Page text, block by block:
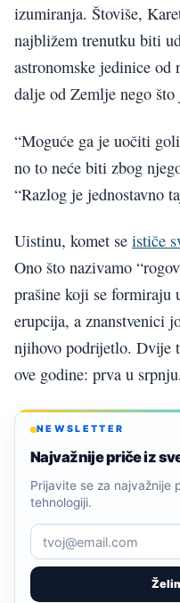
izumiranja. Štoviše,
najbližem trenutku biti
astronomske jedinice od
dalje od Zemlje nego što
“Moguće ga je uočiti
no to neće biti zbog
“Razlog je jednostavno
Uistinu, komet se ističe
Ono što nazivamo
prašine koji se formiraju
erupcija, a znanstvenici
njihovo podrijetlo. Dvije
ove godine: prva u
NEWSLETTER
Najvažnije priče iz
Prijavite se za najvažnije
tehnologiji.